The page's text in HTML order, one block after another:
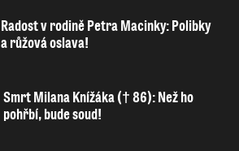
Radost v rodině Petra Macinky: Polibky
a růžová oslava!
Smrt Milana Knížáka († 86): Než ho
pohřbí, bude soud!